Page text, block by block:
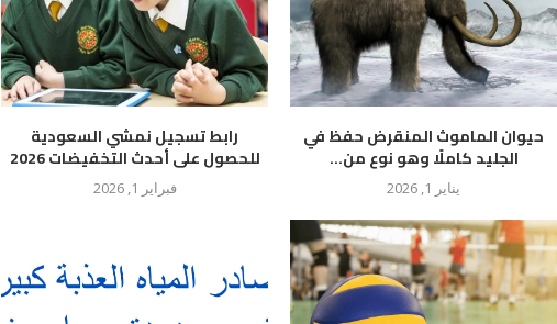
رابط تسجيل نمشي السعودية
للحصول على أحدث التخفيضات 2026
فبراير 1, 2026
حيوان الماموث المنقرض حفظ في
الجليد كاملًا وهو نوع من...
يناير 1, 2026